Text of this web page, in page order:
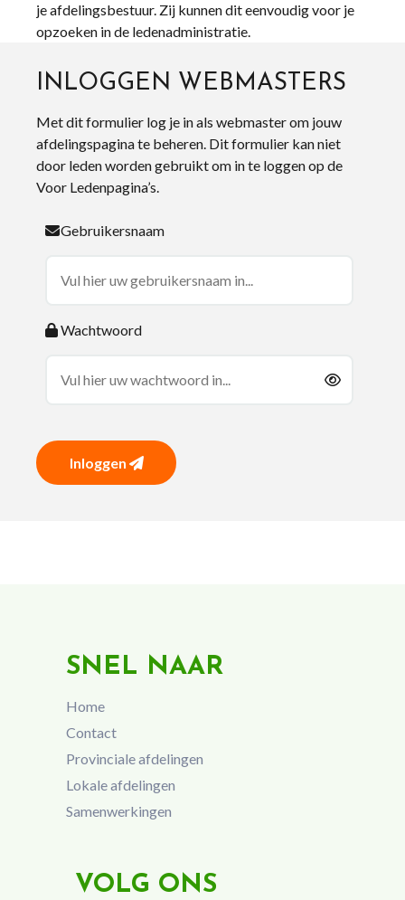
je afdelingsbestuur. Zij kunnen dit eenvoudig voor je
opzoeken in de ledenadministratie.
INLOGGEN WEBMASTERS
Met dit formulier log je in als webmaster om jouw
afdelingspagina te beheren. Dit formulier kan niet
door leden worden gebruikt om in te loggen op de
Voor Ledenpagina’s.
Gebruikersnaam
Wachtwoord
Inloggen
SNEL NAAR
Home
Contact
Provinciale afdelingen
Lokale afdelingen
Samenwerkingen
VOLG ONS